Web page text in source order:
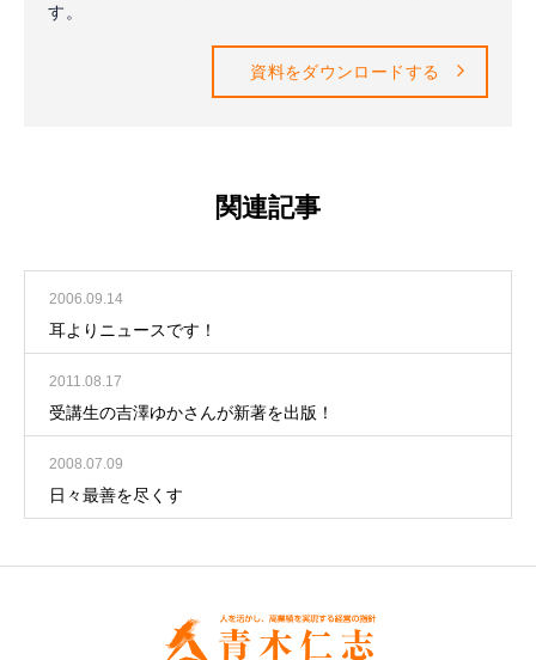
す。
資料をダウンロードする
関連記事
2006.09.14
耳よりニュースです！
2011.08.17
受講生の吉澤ゆかさんが新著を出版！
2008.07.09
日々最善を尽くす